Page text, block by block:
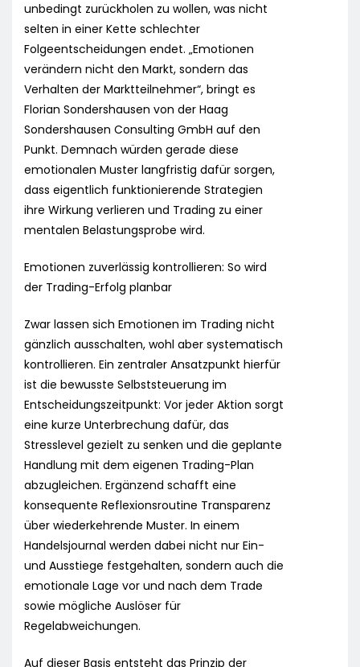
unbedingt zurückholen zu wollen, was nicht
selten in einer Kette schlechter
Folgeentscheidungen endet. „Emotionen
verändern nicht den Markt, sondern das
Verhalten der Marktteilnehmer“, bringt es
Florian Sondershausen von der Haag
Sondershausen Consulting GmbH auf den
Punkt. Demnach würden gerade diese
emotionalen Muster langfristig dafür sorgen,
dass eigentlich funktionierende Strategien
ihre Wirkung verlieren und Trading zu einer
mentalen Belastungsprobe wird.
Emotionen zuverlässig kontrollieren: So wird
der Trading-Erfolg planbar
Zwar lassen sich Emotionen im Trading nicht
gänzlich ausschalten, wohl aber systematisch
kontrollieren. Ein zentraler Ansatzpunkt hierfür
ist die bewusste Selbststeuerung im
Entscheidungszeitpunkt: Vor jeder Aktion sorgt
eine kurze Unterbrechung dafür, das
Stresslevel gezielt zu senken und die geplante
Handlung mit dem eigenen Trading-Plan
abzugleichen. Ergänzend schafft eine
konsequente Reflexionsroutine Transparenz
über wiederkehrende Muster. In einem
Handelsjournal werden dabei nicht nur Ein-
und Ausstiege festgehalten, sondern auch die
emotionale Lage vor und nach dem Trade
sowie mögliche Auslöser für
Regelabweichungen.
Auf dieser Basis entsteht das Prinzip der